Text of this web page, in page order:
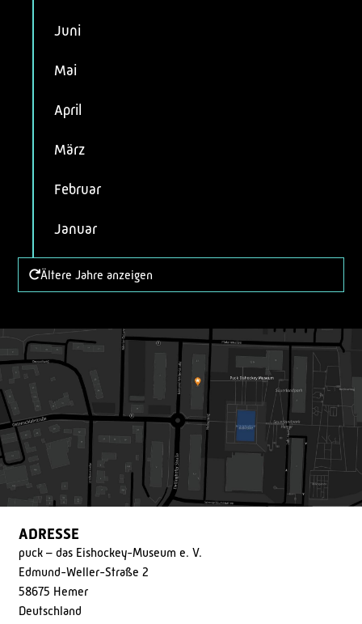
Juni
Mai
April
März
Februar
Januar
Ältere Jahre anzeigen
ADRESSE
puck – das Eishockey-Museum e. V.
Edmund-Weller-Straße 2
58675 Hemer
Deutschland